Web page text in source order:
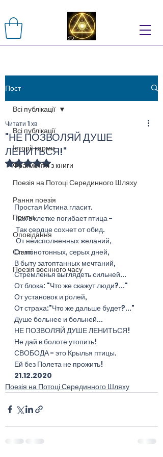
Пост
Всі публікації
Історії карми
Фрагменти з книги
Поезія на Потоці Серединного Шляху
Рання поезія
Притчі
Оповідання
Статті
Поезія воєнного часу
Всі публікації
"НЕ ПОЗВОЛЯЙ ДУШЕ
ЛЕНИТЬСЯ!"
Читати 1 хв
Оцінка: NaN з 5 зірок.
Простая Истина гласит.
Как в клетке погибает птица -
Так сердце сохнет от обид.
От неисполненных желаний,
От монотонных, серых дней,
В быту затоптанных мечтаний,
Стремленья выглядеть сильней...
От блока: "Что же скажут люди?..."
От установок и ролей,
От страха:"Что же дальше будет?..."
Душе больнее и больней...
НЕ ПОЗВОЛЯЙ ДУШЕ ЛЕНИТЬСЯ!
Не дай в болоте утопить!
СВОБОДА - это Крылья птицы.
Ей без Полета не прожить!
21.12.2020
Поезія на Потоці Серединного Шляху